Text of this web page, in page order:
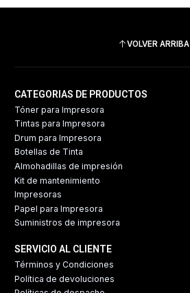
VOLVER ARRIBA
CATEGORIAS DE PRODUCTOS
Tóner para Impresora
Tintas para Impresora
Drum para Impresora
Botellas de Tinta
Almohadillas de impresión
Kit de mantenimiento
Impresoras
Papel para Impresora
Suministros de impresora
SERVICIO AL CLIENTE
Términos y Condiciones
Política de devoluciones